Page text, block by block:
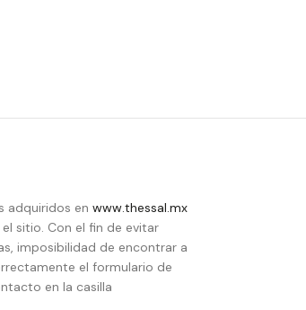
adquiridos en www.thessal.mx
sitio. Con el fin de evitar
imposibilidad de encontrar a
el formulario de
en la casilla